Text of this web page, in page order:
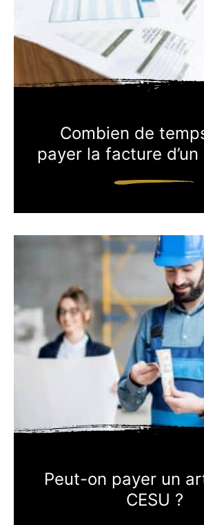
Combien de
payer la facture
Peut-on payer un
CESU ?